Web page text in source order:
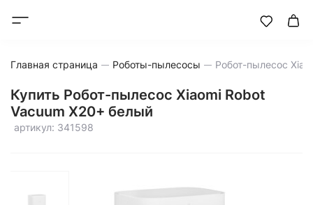
Главная страница Роботы-пылесосы
Купить Робот-пылесос Xiaomi Robot
Vacuum X20+ белый
артикул: 341598